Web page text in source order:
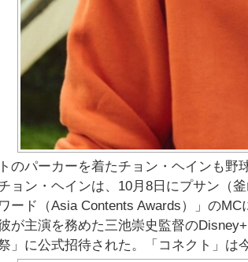
のパーカーを着たチョン・ヘインも野
ョン・ヘインは、10月8日にプサン（
ード（Asia Contents Awards）」のMC
が主演を務めた三池崇史監督の
」に公式招待された。「コネクト」は